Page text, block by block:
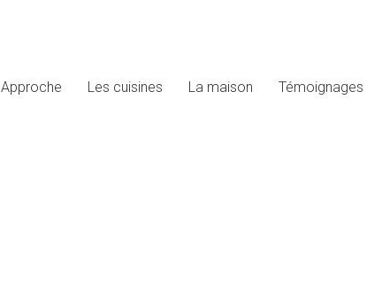
Approche Les cuisines La maison Témoignages